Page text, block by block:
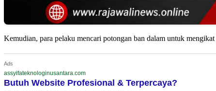
Kemudian, para pelaku mencari potongan ban dalam untuk
Ads
assyifateknologinusantara.com
Butuh Website Profesional & Terpercaya?